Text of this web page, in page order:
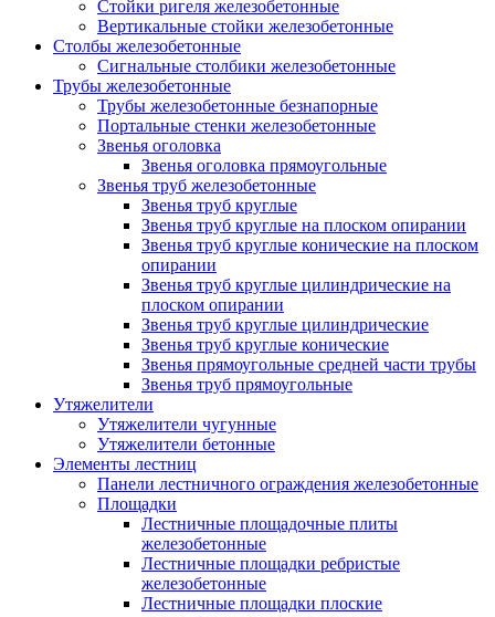
Стойки ригеля железобетонные
Вертикальные стойки железобетонные
Столбы железобетонные
Сигнальные столбики железобетонные
Трубы железобетонные
Трубы железобетонные безнапорные
Портальные стенки железобетонные
Звенья оголовка
Звенья оголовка прямоугольные
Звенья труб железобетонные
Звенья труб круглые
Звенья труб круглые на плоском опирании
Звенья труб круглые конические на плоском
опирании
Звенья труб круглые цилиндрические на
плоском опирании
Звенья труб круглые цилиндрические
Звенья труб круглые конические
Звенья прямоугольные средней части трубы
Звенья труб прямоугольные
Утяжелители
Утяжелители чугунные
Утяжелители бетонные
Элементы лестниц
Панели лестничного ограждения железобетонные
Площадки
Лестничные площадочные плиты
железобетонные
Лестничные площадки ребристые
железобетонные
Лестничные площадки плоские